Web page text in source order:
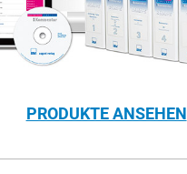
PRODUKTE ANSEHEN